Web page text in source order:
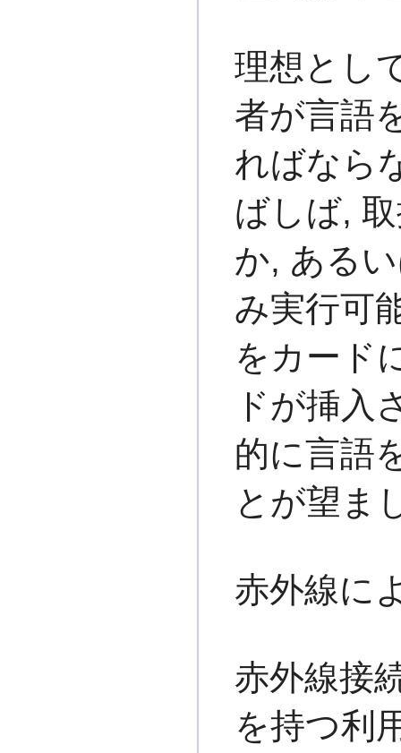
理想とし
者が言語
ればなら
ばしば,
か, ある
み実行可
をカード
ドが挿入
的に言語
とが望ま
赤外線に
赤外線接
を持つ利